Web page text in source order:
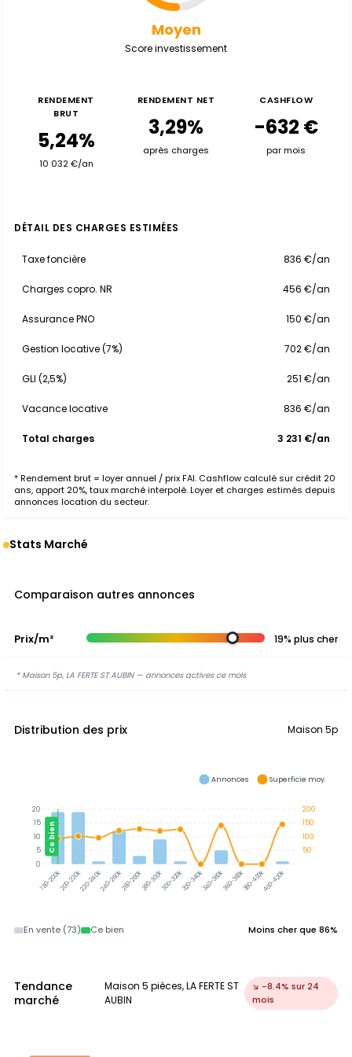
Moyen
Score investissement
RENDEMENT
BRUT
5,24%
10 032 €/an
RENDEMENT NET
3,29%
après charges
CASHFLOW
-632 €
par mois
DÉTAIL DES CHARGES ESTIMÉES
Taxe foncière 836 €/an
Charges copro. NR 456 €/an
Assurance PNO 150 €/an
Gestion locative (7%) 702 €/an
GLI (2,5%) 251 €/an
Vacance locative 836 €/an
Total charges 3 231 €/an
* Rendement brut = loyer annuel / prix FAI. Cashflow calculé sur crédit 20
ans, apport 20%, taux marché interpolé. Loyer et charges estimés depuis
annonces location du secteur.
Stats Marché
Comparaison autres annonces
Prix/m² 19% plus cher
* Maison 5p, LA FERTE ST AUBIN — annonces actives ce mois
Distribution des prix Maison 5p
180-200k200-220k220-240k240-260k260-280k280-300k300-320k320-340k340-360k360-380k380-400k400-420k
Ce bien
200
150
100
50
20
15
10
5
0
Annonces Superficie moy.
En vente (73) Ce bien Moins cher que 86%
Tendance
marché
Maison 5 pièces, LA FERTE ST
AUBIN
↘ -8.4% sur 24
mois